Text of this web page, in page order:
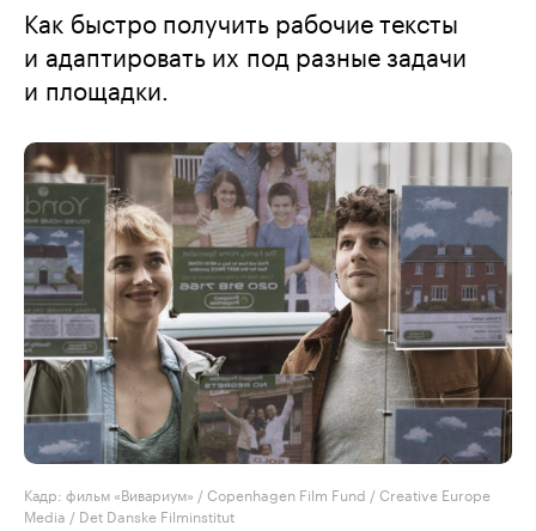
Как быстро получить рабочие тексты
и адаптировать их под разные задачи
и площадки.
Кадр: фильм «Вивариум» / Copenhagen Film Fund / Creative Europe
Media / Det Danske Filminstitut